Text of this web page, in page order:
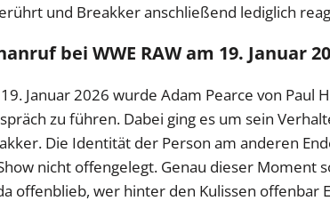
und Breakker anschließend lediglich
bei WWE RAW am 19. Januar
Januar 2026 wurde Adam Pearce von Paul
zu führen. Dabei ging es um sein
Die Identität der Person am anderen
nicht offengelegt. Genau dieser Moment
offenblieb, wer hinter den Kulissen offenbar